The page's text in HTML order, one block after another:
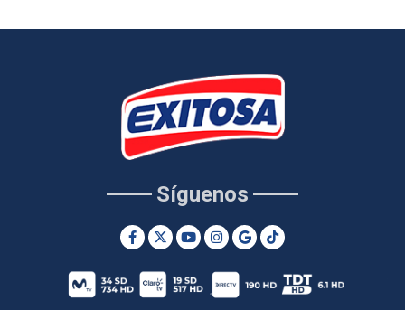
Síguenos